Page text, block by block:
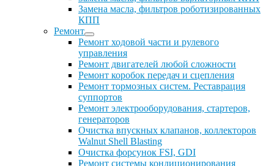
Замена масла, фильтров роботизированных
КПП
Ремонт
Ремонт ходовой части и рулевого
управления
Ремонт двигателей любой сложности
Ремонт коробок передач и сцепления
Ремонт тормозных систем. Реставрация
суппортов
Ремонт электрооборудования, стартеров,
генераторов
Очистка впускных клапанов, коллекторов
Walnut Shell Blasting
Очистка форсунок FSI, GDI
Ремонт системы кондиционирования